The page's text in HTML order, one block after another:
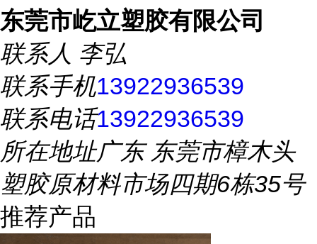
东莞市屹立塑胶有限公司
联系人 李弘
联系手机13922936539
联系电话13922936539
所在地址广东 东莞市樟木头
塑胶原材料市场四期6栋35号
推荐产品